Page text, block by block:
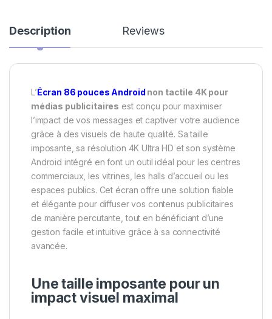
Description Reviews
L’Écran 86 pouces Android non tactile 4K pour
médias publicitaires est conçu pour maximiser
l’impact de vos messages et captiver votre audience
grâce à des visuels de haute qualité. Sa taille
imposante, sa résolution 4K Ultra HD et son système
Android intégré en font un outil idéal pour les centres
commerciaux, les vitrines, les halls d’accueil ou les
espaces publics. Cet écran offre une solution fiable
et élégante pour diffuser vos contenus publicitaires
de manière percutante, tout en bénéficiant d’une
gestion facile et intuitive grâce à sa connectivité
avancée.
Une taille imposante pour un
impact visuel maximal